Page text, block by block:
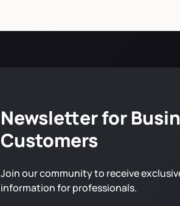
Newsletter for
Customers
Join our community to receive
information for professionals.